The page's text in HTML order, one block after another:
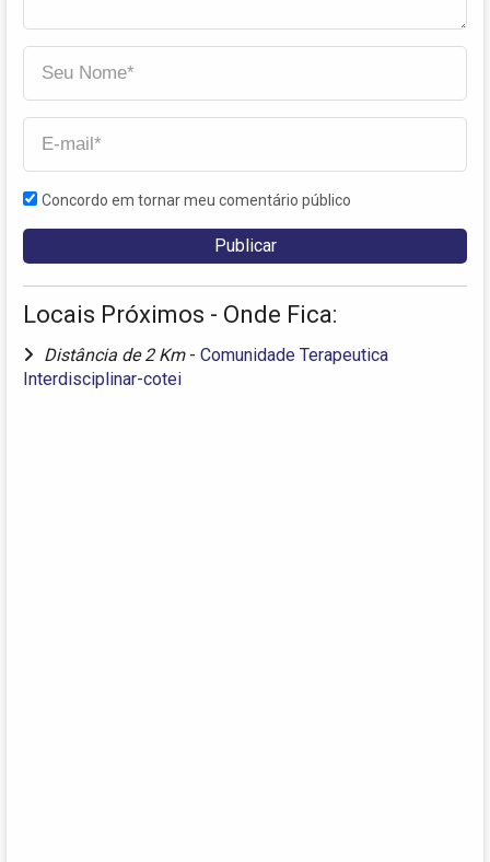
Concordo em tornar meu comentário público
Locais Próximos - Onde Fica:
Distância de 2 Km - Comunidade Terapeutica
Interdisciplinar-cotei